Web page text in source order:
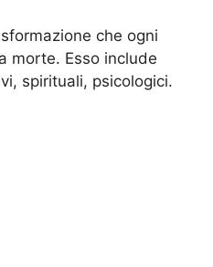
che ogni
morte. Esso include
spirituali, psicologici.